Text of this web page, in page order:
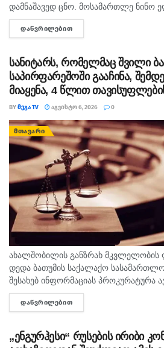
დამნაშავედ ცნო. მოსამართლე ნინო
გადაწყვეტილებით, ნიკა მელიას 1
თავისუფლების აღკვეთა მიესაჯა,
ᲓᲐᲬᲕᲠᲘᲚᲔᲑᲘᲗ
სანიტარს, რომელმაც შვილი
საპირფარეშოში გააჩინა,
მიაყენა, 4 წლით
BYᲛᲔᲒᲐ TV ᲐᲒᲕᲘᲡᲢᲝ 6, 2026 0
ᲛᲗᲐᲕᲐᲠᲘ
ახალშობილის განზრახ
დედა ბათუმის საქალაქო
შესახებ ინფორმაციას პროკურატურა
ინფორმაციით, საქმე ეხება, 22
ერთი კლინიკაში მომხდარ ფაქტს, რა
ᲓᲐᲬᲕᲠᲘᲚᲔᲑᲘᲗ
„ენგურჰესი“ რუსების ირიბი